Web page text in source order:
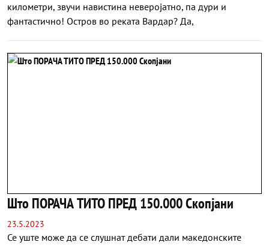
километри, звучи навистина неверојатно, па дури и
фантастично! Остров во реката Вардар? Да,
Што ПОРАЧА ТИТО ПРЕД 150.000 Скопјани
23.5.2023
Се уште може да се слушнат дебати дали македонските